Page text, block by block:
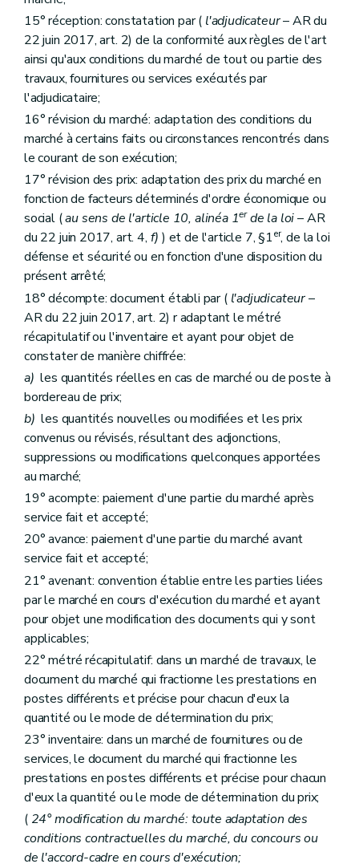
Art. 130
Art. 131
Art. 132
Art. 133
Art. 134
Art. 135
Section 3
Art. 136
Art. 137
Art. 138
Art. 140
Art. 141
Art. 142
Art. 143
Art. 144
Chapitre 6 Dispositions propres aux marchés de services
Art. 145
Art. 146
Art. 147
Art. 148
Art. 149
Art. 150
Art. 151
Art. 152
Art. 153
Art. 154
Art. 155
Art. 156
Art. 157
Art. 158
Art. 159
Art. 160
Chapitre 7 Dispositions finales
Art. 161
Art. 161/1
Art. 162
Annexe
Annexe
15° réception: constatation par ( l'adjudicateur– AR du
22 juin 2017, art. 2) de la conformité aux règles de l'art
ainsi qu'aux conditions du marché de tout ou partie des
travaux, fournitures ou services exécutés par
l'adjudicataire;
16° révision du marché: adaptation des conditions du
marché à certains faits ou circonstances rencontrés dans
le courant de son exécution;
17° révision des prix: adaptation des prix du marché en
fonction de facteurs déterminés d'ordre économique ou
social (au sens de l'article 10, alinéa 1erde la loi– AR
du 22 juin 2017, art. 4, f) ) et de l'article 7, §1er, de la loi
défense et sécurité ou en fonction d'une disposition du
présent arrêté;
18° décompte: document établi par ( l'adjudicateur–
AR du 22 juin 2017, art. 2) r adaptant le métré
récapitulatif ou l'inventaire et ayant pour objet de
constater de manière chiffrée:
a) les quantités réelles en cas de marché ou de poste à
bordereau de prix;
b) les quantités nouvelles ou modifiées et les prix
convenus ou révisés, résultant des adjonctions,
suppressions ou modifications quelconques apportées
au marché;
19° acompte: paiement d'une partie du marché après
service fait et accepté;
20° avance: paiement d'une partie du marché avant
service fait et accepté;
21° avenant: convention établie entre les parties liées
par le marché en cours d'exécution du marché et ayant
pour objet une modification des documents qui y sont
applicables;
22° métré récapitulatif: dans un marché de travaux, le
document du marché qui fractionne les prestations en
postes différents et précise pour chacun d'eux la
quantité ou le mode de détermination du prix;
23° inventaire: dans un marché de fournitures ou de
services, le document du marché qui fractionne les
prestations en postes différents et précise pour chacun
d'eux la quantité ou le mode de détermination du prix;
( 24° modification du marché: toute adaptation des
conditions contractuelles du marché, du concours ou
de l'accord-cadre en cours d'exécution;